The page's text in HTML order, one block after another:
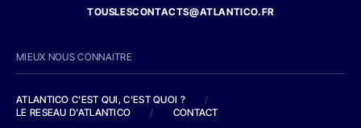
TOUSLESCONTACTS@ATLANTICO.FR
MIEUX NOUS CONNAITRE
ATLANTICO C'EST QUI, C'EST QUOI ?
/
LE RESEAU D'ATLANTICO
/ CONTACT